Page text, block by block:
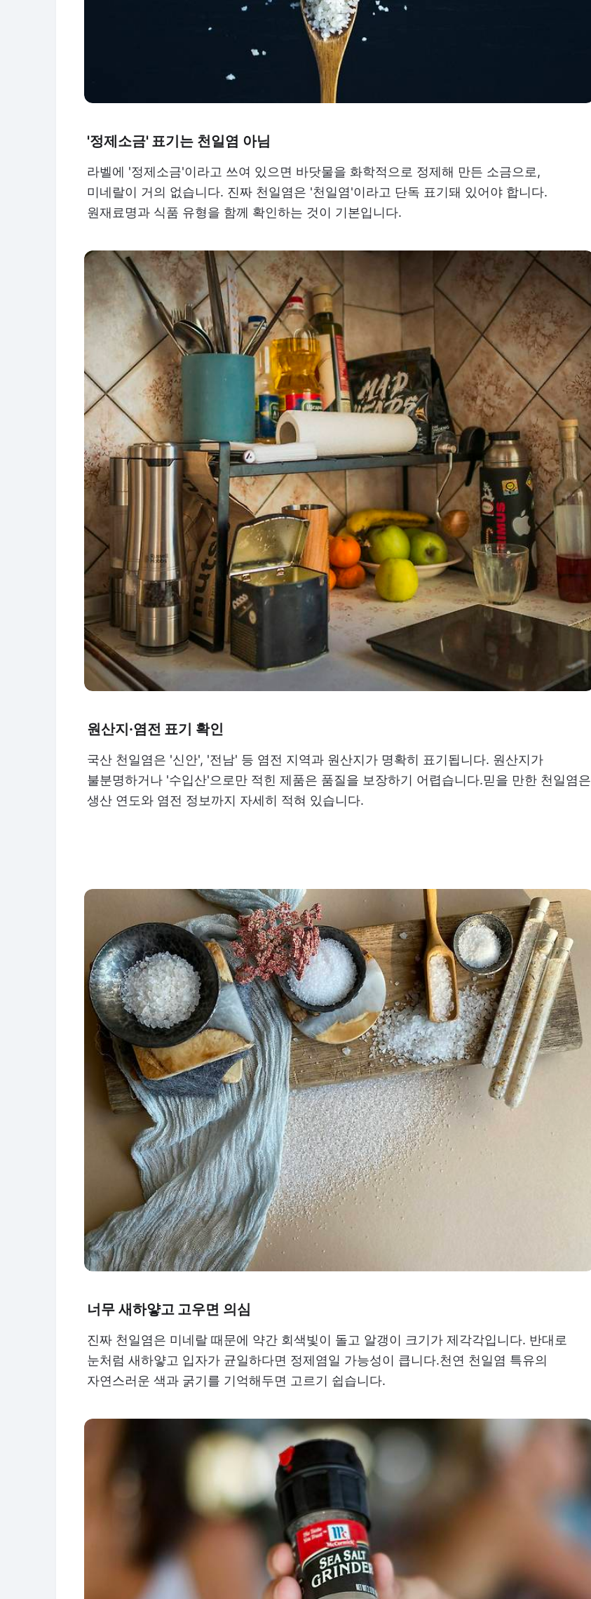
'정제소금' 표기는 천일염 아님
라벨에 '정제소금'이라고 쓰여 있으면 바닷물을 화학적으로 정제해 만든 소금으로,
미네랄이 거의 없습니다. 진짜 천일염은 '천일염'이라고 단독 표기돼 있어야 합니다.
원재료명과 식품 유형을 함께 확인하는 것이 기본입니다.
원산지·염전 표기 확인
국산 천일염은 '신안', '전남' 등 염전 지역과 원산지가 명확히 표기됩니다. 원산지가
불분명하거나 '수입산'으로만 적힌 제품은 품질을 보장하기 어렵습니다.믿을 만한 천일염은
생산 연도와 염전 정보까지 자세히 적혀 있습니다.
너무 새하얗고 고우면 의심
진짜 천일염은 미네랄 때문에 약간 회색빛이 돌고 알갱이 크기가 제각각입니다. 반대로
눈처럼 새하얗고 입자가 균일하다면 정제염일 가능성이 큽니다.천연 천일염 특유의
자연스러운 색과 굵기를 기억해두면 고르기 쉽습니다.